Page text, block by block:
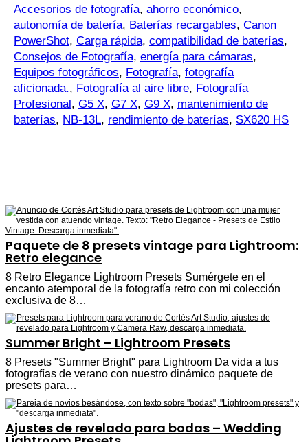
Accesorios de fotografía, ahorro económico,
autonomía de batería, Baterías recargables, Canon
PowerShot, Carga rápida, compatibilidad de baterías,
Consejos de Fotografía, energía para cámaras,
Equipos fotográficos, Fotografía, fotografía
aficionada., Fotografía al aire libre, Fotografía
Profesional, G5 X, G7 X, G9 X, mantenimiento de
baterías, NB-13L, rendimiento de baterías, SX620 HS
Paquete de 8 presets vintage para Lightroom:
Retro elegance
8 Retro Elegance Lightroom Presets Sumérgete en el
encanto atemporal de la fotografía retro con mi colección
exclusiva de 8…
Summer Bright – Lightroom Presets
8 Presets "Summer Bright" para Lightroom Da vida a tus
fotografías de verano con nuestro dinámico paquete de
presets para…
Ajustes de revelado para bodas – Wedding